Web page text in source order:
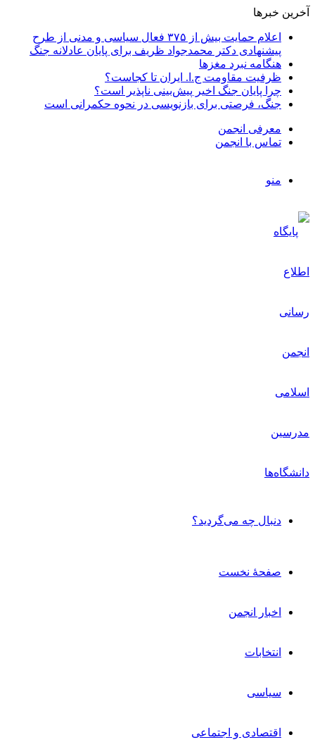
آخرین خبرها
اعلام حمایت بیش از ۳۷۵ فعال سیاسی و مدنی از طرح
پیشنهادی دکتر محمدجواد ظریف برای پایان عادلانه جنگ
هنگامه نبرد مغزها
ظرفیت مقاومت ج.ا. ایران تا کجاست؟
چرا پایان جنگ اخیر پیش‌بینی ناپذیر است؟
جنگ، فرصتی برای بازنویسی در نحوه حکمرانی است
معرفی انجمن
تماس با انجمن
منو
دنبال چه می‌گردید؟
صفحۀ نخست
اخبار انجمن
انتخابات
سیاسی
اقتصادی و اجتماعی